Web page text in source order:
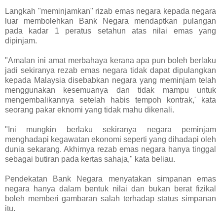
Langkah "meminjamkan" rizab emas negara kepada negara
luar membolehkan Bank Negara mendaptkan pulangan
pada kadar 1 peratus setahun atas nilai emas yang
dipinjam.
"Amalan ini amat merbahaya kerana apa pun boleh berlaku
jadi sekiranya rezab emas negara tidak dapat dipulangkan
kepada Malaysia disebabkan negara yang meminjam telah
menggunakan kesemuanya dan tidak mampu untuk
mengembalikannya setelah habis tempoh kontrak,' kata
seorang pakar eknomi yang tidak mahu dikenali.
"Ini mungkin berlaku sekiranya negara peminjam
menghadapi kegawatan ekonomi seperti yang dihadapi oleh
dunia sekarang. Akhirnya rezab emas negara hanya tinggal
sebagai butiran pada kertas sahaja," kata beliau.
Pendekatan Bank Negara menyatakan simpanan emas
negara hanya dalam bentuk nilai dan bukan berat fizikal
boleh memberi gambaran salah terhadap status simpanan
itu.